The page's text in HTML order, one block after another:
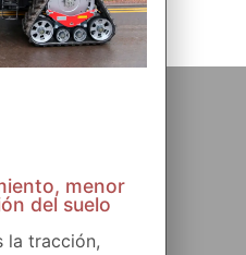
menor
del suelo
la tracción,